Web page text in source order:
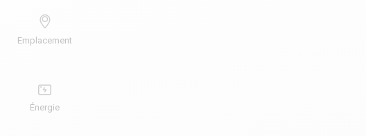
Emplacement
Énergie